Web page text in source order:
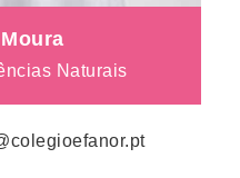
Naturais